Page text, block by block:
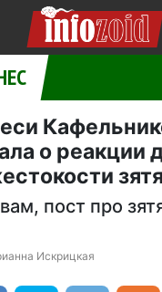
о реакции
зятя
пост про
Искрицкая